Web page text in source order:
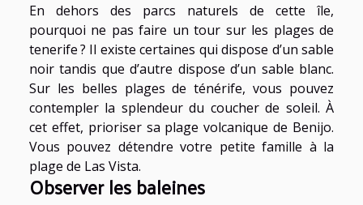
En dehors des parcs naturels de cette île,
pourquoi ne pas faire un tour sur les plages de
tenerife ? Il existe certaines qui dispose d’un sable
noir tandis que d’autre dispose d’un sable blanc.
Sur les belles plages de ténérife, vous pouvez
contempler la splendeur du coucher de soleil. À
cet effet, prioriser sa plage volcanique de Benijo.
Vous pouvez détendre votre petite famille à la
plage de Las Vista.
Observer les baleines